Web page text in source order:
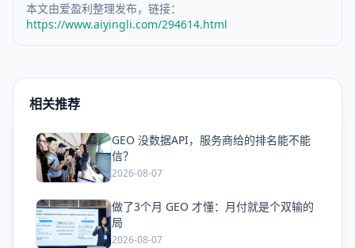
本文由爱盈利整理发布，链接：
https://www.aiyingli.com/294614.html
相关推荐
爱
GEO 没数据API，服务商给的排名能不能
信？
2026-08-07
爱
做了3个月 GEO 才懂：月付就是个双输的
局
2026-08-07